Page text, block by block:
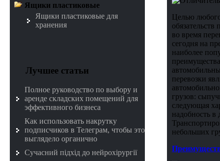
Ящики пластиковые
Ящики пластиковые для
хранения
Лучшее статьи
Полное руководство по выбору и
аренде складских помещений для
эффективного бизнеса
Как использовать накрутку
подписчиков в Телеграм, чтобы это
выглядело органично
Сучасний підхід до нейрохірургії
Целью
во время
сегодня на
наиболее
перевозки
грузов:
следующая
надобность в
небольших